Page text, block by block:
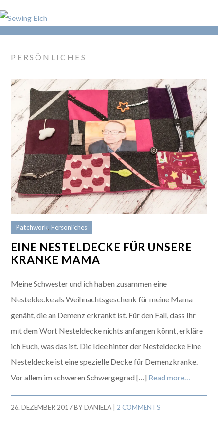
PERSÖNLICHES
Patchwork, Persönliches
EINE NESTELDECKE FÜR UNSERE
KRANKE MAMA
Meine Schwester und ich haben zusammen eine
Nesteldecke als Weihnachtsgeschenk für meine Mama
genäht, die an Demenz erkrankt ist. Für den Fall, dass Ihr
mit dem Wort Nesteldecke nichts anfangen könnt, erkläre
ich Euch, was das ist. Die Idee hinter der Nesteldecke Eine
Nesteldecke ist eine spezielle Decke für Demenzkranke.
Vor allem im schweren Schwergegrad […] Read more…
26. DEZEMBER 2017BYDANIELA 2 COMMENTS